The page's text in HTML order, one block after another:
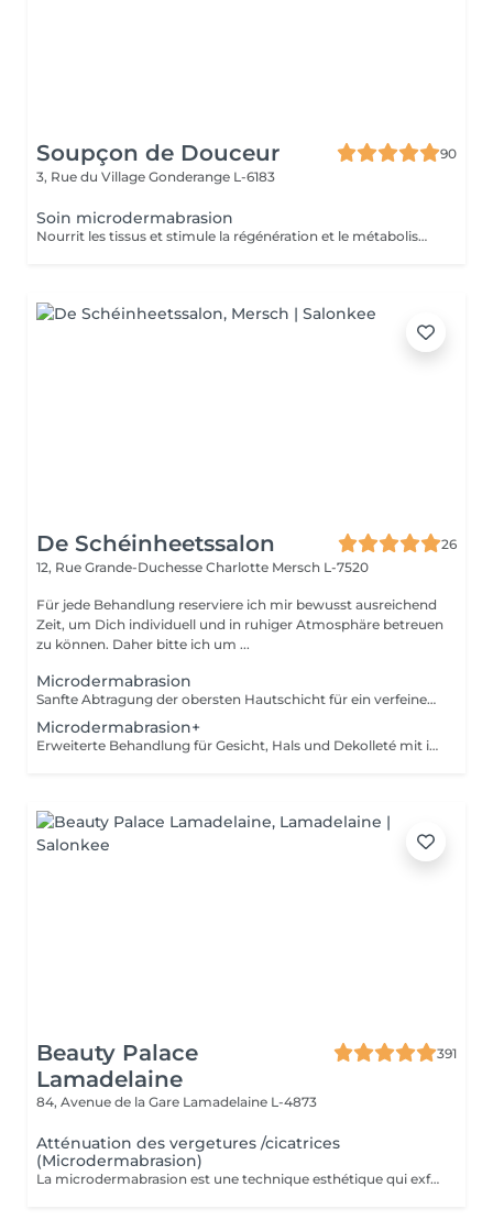
Soupçon de Douceur
90
3, Rue du Village Gonderange L-6183
Soin microdermabrasion
Nourrit les tissus et stimule la régénération et le métabolisme cellulaire
De Schéinheetssalon
26
12, Rue Grande-Duchesse Charlotte Mersch L-7520
Für jede Behandlung reserviere ich mir bewusst ausreichend
Zeit, um Dich individuell und in ruhiger Atmosphäre betreuen
zu können. Daher bitte ich um ...
Microdermabrasion
Sanfte Abtragung der obersten Hautschicht für ein verfeinertes, ebenmäßiges Hautbild und mehr Strahlkraft. Ohne Massage und Ausreinigung. Eine Kur (5+1 gratis) möglich, diese wird individuell auf dein Hautbild abgestimmt. Intervalle und Details besprechen wir persönlich vor Ort, um optimale Ergebnisse zu erzielen.
Microdermabrasion+
Erweiterte Behandlung für Gesicht, Hals und Dekolleté mit intensiver Pflege. Wahlweise mit Ausreinigung oder Massage für ein sichtbar glatteres Hautbild. Eine Kur (5+1 gratis) möglich, diese wird individuell auf dein Hautbild abgestimmt Intervalle und Details besprechen wir persönlich vor Ort, um optimale Ergebnisse zu erzielen
Beauty Palace
Lamadelaine
391
84, Avenue de la Gare Lamadelaine L-4873
Atténuation des vergetures /cicatrices
(Microdermabrasion)
La microdermabrasion est une technique esthétique qui exfolie la peau en profondeur pour améliorer son apparence. Elle est souvent utilisée pour traiter les vergetures et les cicatrices en stimulant le renouvellement cellulaire et la production de collagène.